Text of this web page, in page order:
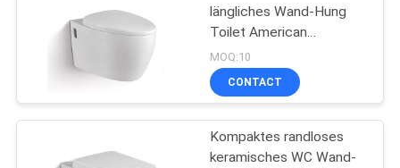
längliches Wand-Hung
Toilet American
Standards P
MOQ:10
CONTACT
Kompaktes randloses
keramisches WC Wand-